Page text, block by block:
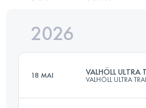
2026
18 MAI VALHÖLL ULTRA
VALHÖLL ULTRA